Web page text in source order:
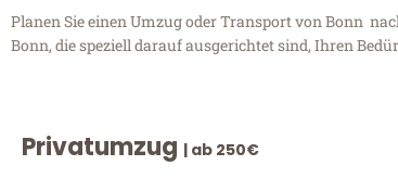
Planen Sie einen Umzug oder Transport von Bonn
Bonn, die speziell darauf ausgerichtet sind, Ihren
Privatumzug | ab 250€